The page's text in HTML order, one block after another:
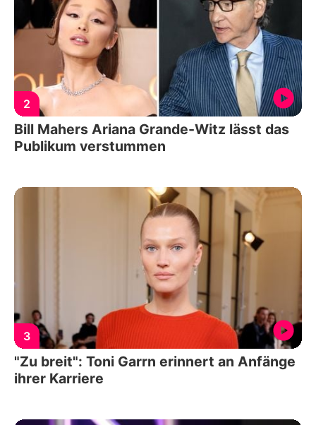
2
Bill Mahers Ariana Grande-Witz lässt das
Publikum verstummen
3
"Zu breit": Toni Garrn erinnert an Anfänge
ihrer Karriere